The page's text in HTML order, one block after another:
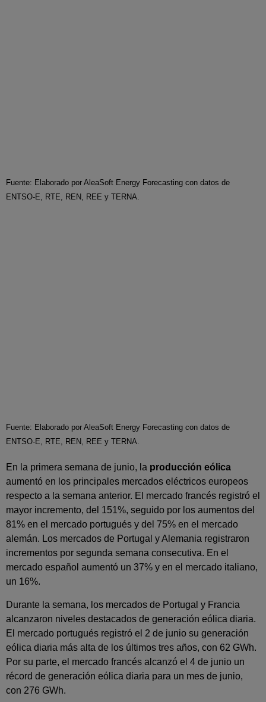
Fuente: Elaborado por AleaSoft Energy Forecasting con datos de
ENTSO-E, RTE, REN, REE y TERNA.
Fuente: Elaborado por AleaSoft Energy Forecasting con datos de
ENTSO-E, RTE, REN, REE y TERNA.
En la primera semana de junio, la producción eólica
aumentó en los principales mercados eléctricos europeos
respecto a la semana anterior. El mercado francés registró el
mayor incremento, del 151%, seguido por los aumentos del
81% en el mercado portugués y del 75% en el mercado
alemán. Los mercados de Portugal y Alemania registraron
incrementos por segunda semana consecutiva. En el
mercado español aumentó un 37% y en el mercado italiano,
un 16%.
Durante la semana, los mercados de Portugal y Francia
alcanzaron niveles destacados de generación eólica diaria.
El mercado portugués registró el 2 de junio su generación
eólica diaria más alta de los últimos tres años, con 62 GWh.
Por su parte, el mercado francés alcanzó el 4 de junio un
récord de generación eólica diaria para un mes de junio,
con 276 GWh.